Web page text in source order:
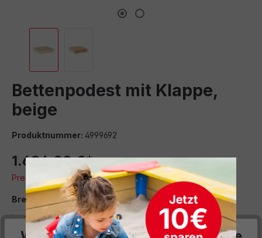
Bettenpodest mit Klappe,
beige
Produktnummer: 4999692
1.686,00 €*
Preise inkl. MwSt. zzgl. Versand- bzw. Frachtkosten
Breite (cm) auswählen
70 140